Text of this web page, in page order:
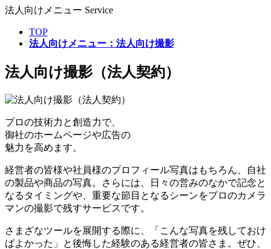
法人向けメニュー Service
TOP
法人向けメニュー：法人向け撮影
法人向け撮影（法人契約）
プロの技術力と創造力で、
御社のホームページや広告の
魅力を高めます。
経営者の皆様や社員様のプロフィール写真はもちろん、自社
の製品や商品の写真。さらには、日々の営みのなかで記念と
なるタイミングや、重要な節目となるシーンをプロのカメラ
マンの撮影で残すサービスです。
さまざなツールを展開する際に、「こんな写真を残しておけ
ばよかった」と後悔した経験のある経営者の皆さま。ぜひ、